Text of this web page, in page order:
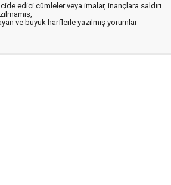
edici cümleler veya imalar, inançlara saldırı
ve büyük harflerle yazılmış yorumlar